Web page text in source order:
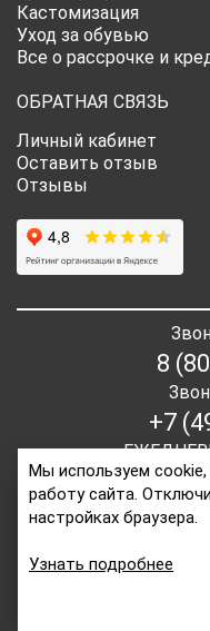
Кастомизация
Уход за обувью
Все о рассрочке и
ОБРАТНАЯ СВЯЗЬ
Личный кабинет
Оставить отзыв
Отзывы
8
+7
Мы используем
работу сайта.
настройках браузера.
Узнать подробнее